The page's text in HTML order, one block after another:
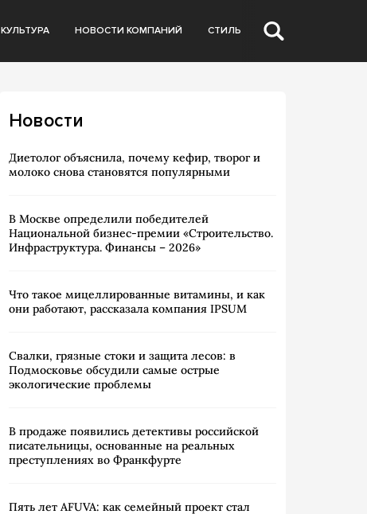
КУЛЬТУРА НОВОСТИ КОМПАНИЙ СТИЛЬ
Новости
Диетолог объяснила, почему кефир, творог и
молоко снова становятся популярными
В Москве определили победителей
Национальной бизнес-премии «Строительство.
Инфраструктура. Финансы – 2026»
Что такое мицеллированные витамины, и как
они работают, рассказала компания IPSUM
Свалки, грязные стоки и защита лесов: в
Подмосковье обсудили самые острые
экологические проблемы
В продаже появились детективы российской
писательницы, основанные на реальных
преступлениях во Франкфурте
Пять лет AFUVA: как семейный проект стал